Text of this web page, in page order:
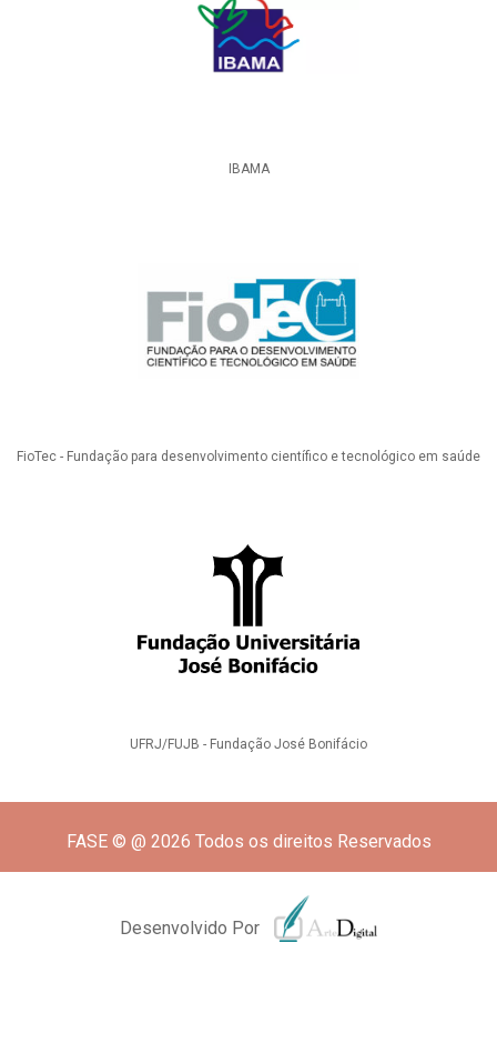
IBAMA
FioTec - Fundação para desenvolvimento científico e tecnológico em saúde
UFRJ/FUJB - Fundação José Bonifácio
FASE © @ 2026 Todos os direitos Reservados
Desenvolvido Por